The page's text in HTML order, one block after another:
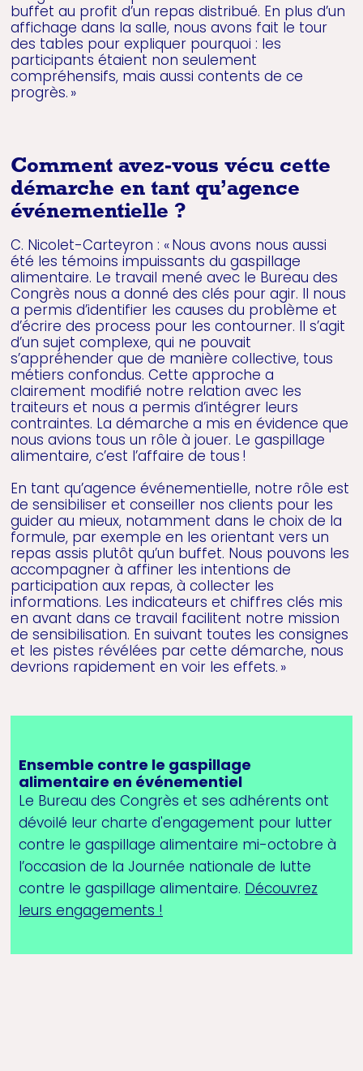
buffet au profit d’un repas distribué. En plus d’un
affichage dans la salle, nous avons fait le tour
des tables pour expliquer pourquoi : les
participants étaient non seulement
compréhensifs, mais aussi contents de ce
progrès. »
Comment avez-vous vécu cette
démarche en tant qu’agence
événementielle ?
C. Nicolet-Carteyron : « Nous avons nous aussi
été les témoins impuissants du gaspillage
alimentaire. Le travail mené avec le Bureau des
Congrès nous a donné des clés pour agir. Il nous
a permis d’identifier les causes du problème et
d’écrire des process pour les contourner. Il s’agit
d’un sujet complexe, qui ne pouvait
s’appréhender que de manière collective, tous
métiers confondus. Cette approche a
clairement modifié notre relation avec les
traiteurs et nous a permis d’intégrer leurs
contraintes. La démarche a mis en évidence que
nous avions tous un rôle à jouer. Le gaspillage
alimentaire, c’est l’affaire de tous !
En tant qu’agence événementielle, notre rôle est
de sensibiliser et conseiller nos clients pour les
guider au mieux, notamment dans le choix de la
formule, par exemple en les orientant vers un
repas assis plutôt qu’un buffet. Nous pouvons les
accompagner à affiner les intentions de
participation aux repas, à collecter les
informations. Les indicateurs et chiffres clés mis
en avant dans ce travail facilitent notre mission
de sensibilisation. En suivant toutes les consignes
et les pistes révélées par cette démarche, nous
devrions rapidement en voir les effets. »
Ensemble contre le gaspillage
alimentaire en événementiel
Le Bureau des Congrès et ses adhérents ont
dévoilé leur charte d'engagement pour lutter
contre le gaspillage alimentaire mi-octobre à
l’occasion de la Journée nationale de lutte
contre le gaspillage alimentaire. Découvrez
leurs engagements !